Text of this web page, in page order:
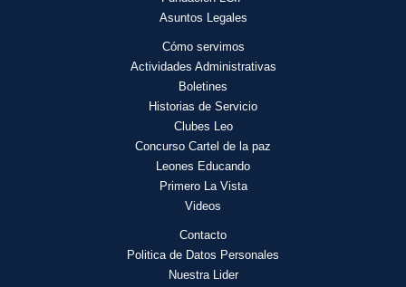
Asuntos Legales
Cómo servimos
Actividades Administrativas
Boletines
Historias de Servicio
Clubes Leo
Concurso Cartel de la paz
Leones Educando
Primero La Vista
Videos
Contacto
Politica de Datos Personales
Nuestra Lider